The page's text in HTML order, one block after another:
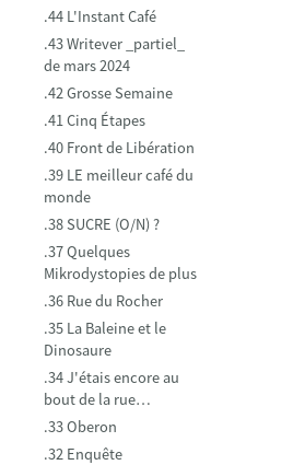
.44 L'Instant Café
.43 Writever _partiel_
de mars 2024
.42 Grosse Semaine
.41 Cinq Étapes
.40 Front de Libération
.39 LE meilleur café du
monde
.38 SUCRE (O/N) ?
.37 Quelques
Mikrodystopies de plus
.36 Rue du Rocher
.35 La Baleine et le
Dinosaure
.34 J'étais encore au
bout de la rue…
.33 Oberon
.32 Enquête